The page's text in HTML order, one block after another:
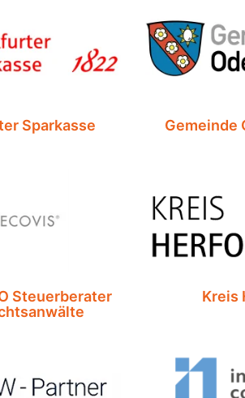
Sparkasse Gemeinde
Steuerberater
Kreis